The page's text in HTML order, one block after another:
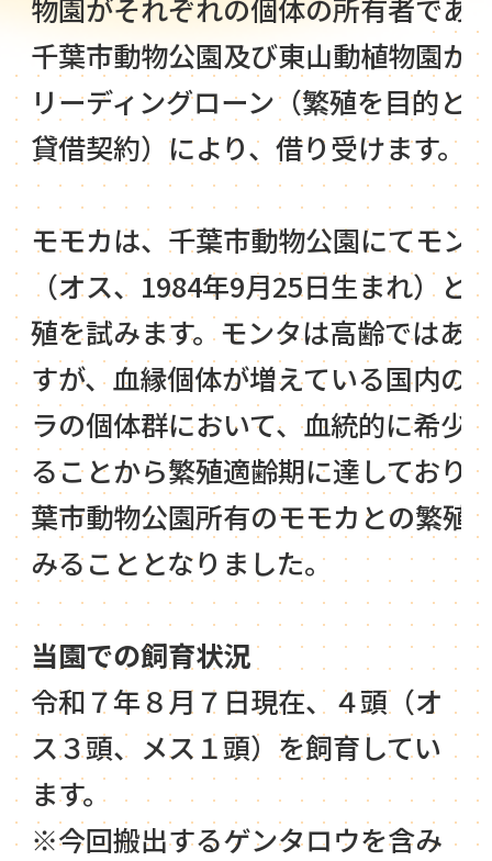
物園がそれぞれの個体の所有者であ
千葉市動物公園及び東山動植物園か
リーディングローン（繁殖を目的と
貸借契約）により、借り受けます。
モモカは、千葉市動物公園にてモン
（オス、1984年9月25日生まれ）と
殖を試みます。モンタは高齢ではあ
すが、血縁個体が増えている国内の
ラの個体群において、血統的に希少
ることから繁殖適齢期に達しており
葉市動物公園所有のモモカとの繁殖
みることとなりました。
当園での飼育状況
令和７年８月７日現在、４頭（オ
ス３頭、メス１頭）を飼育してい
ます。
※今回搬出するゲンタロウを含み